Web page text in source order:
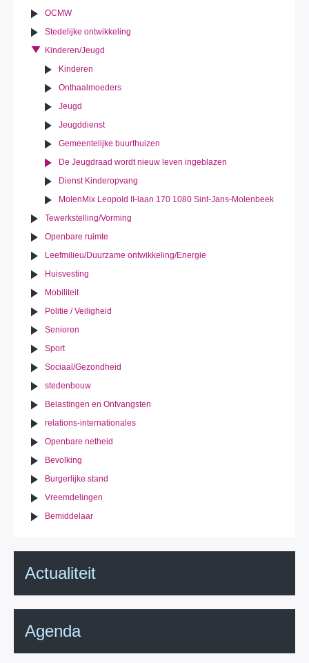
OCMW
Stedelijke ontwikkeling
Kinderen/Jeugd
Kinderen
Onthaalmoeders
Jeugd
Jeugddienst
Gemeentelijke buurthuizen
De Jeugdraad wordt nieuw leven ingeblazen
Dienst Kinderopvang
MolenMix Leopold II-laan 170 1080 Sint-Jans-Molenbeek
Tewerkstelling/Vorming
Openbare ruimte
Leefmilieu/Duurzame ontwikkeling/Energie
Huisvesting
Mobiliteit
Politie / Veiligheid
Senioren
Sport
Sociaal/Gezondheid
stedenbouw
Belastingen en Ontvangsten
relations-internationales
Openbare netheid
Bevolking
Burgerlijke stand
Vreemdelingen
Bemiddelaar
Actualiteit
Agenda